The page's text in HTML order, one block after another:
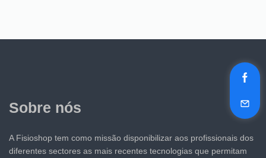
Sobre nós
A Fisioshop tem como missão disponibilizar aos profissionais dos
diferentes sectores as mais recentes tecnologias que permitam